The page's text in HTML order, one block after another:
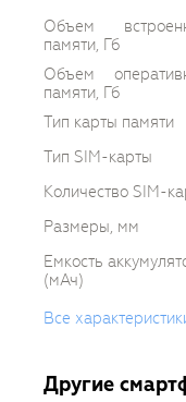
Объем
памяти, Гб
Объем
памяти, Гб
Тип карты памяти
Тип SIM-карты
Количество SIM-
Размеры, мм
Емкость
(мАч)
Все
Другие